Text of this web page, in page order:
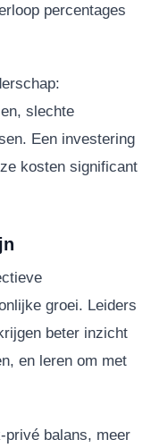
percentages
slechte
Een investering
kosten significant
groei. Leiders
beter inzicht
en leren om met
privé balans, meer